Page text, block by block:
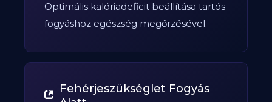
Optimális kalóriadeficit beállítása tartós
fogyáshoz egészség megőrzésével.
Fehérjeszükséglet Fogyás